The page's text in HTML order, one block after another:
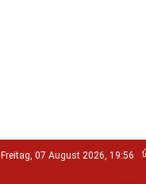
Freitag, 07 August 2026, 19:56